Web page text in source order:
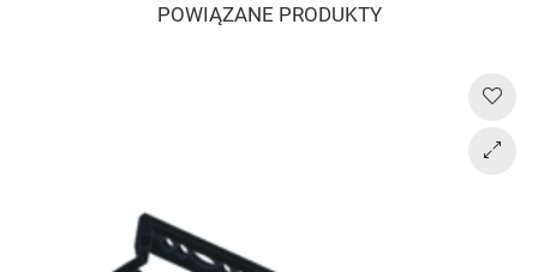
POWIĄZANE PRODUKTY